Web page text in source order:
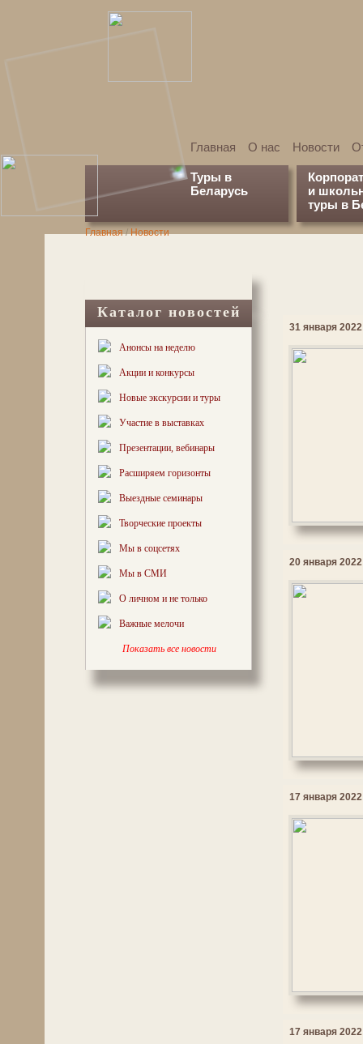
Главная О нас Новости
Туры в
Беларусь
и
туры в
Главная/Новости
Каталог новостей
Анонсы на неделю
Акции и конкурсы
Новые экскурсии и туры
Участие в выставках
Презентации, вебинары
Расширяем горизонты
Выездные семинары
Творческие проекты
Мы в соцсетях
Мы в СМИ
О личном и не только
Важные мелочи
Показать все новости
31 января 2022
20 января 2022
17 января 2022
17 января 2022